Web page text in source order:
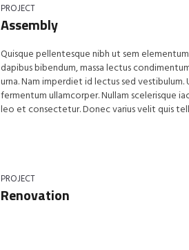
PROJECT
Assembly
Quisque pellentesque nibh ut sem
dapibus bibendum, massa lectus
urna. Nam imperdiet id lectus sed
fermentum ullamcorper. Nullam scelerisque
leo et consectetur. Donec varius velit quis
PROJECT
Renovation